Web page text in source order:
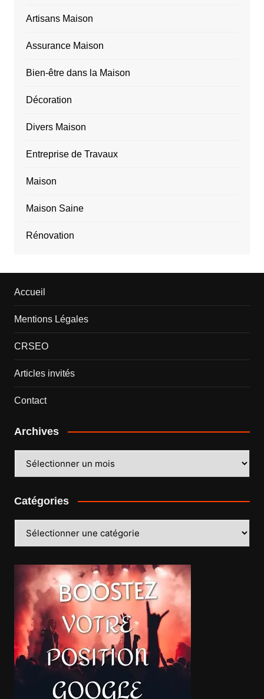
Artisans Maison
Assurance Maison
Bien-être dans la Maison
Décoration
Divers Maison
Entreprise de Travaux
Maison
Maison Saine
Rénovation
Accueil
Mentions Légales
CRSEO
Articles invités
Contact
Archives
Catégories